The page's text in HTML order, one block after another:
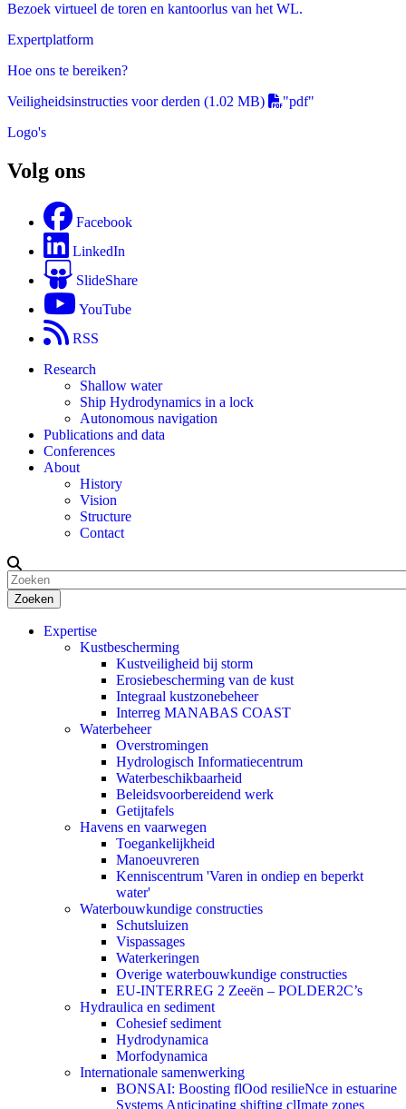
Bezoek virtueel de toren en kantoorlus van het WL.
Expertplatform
Hoe ons te bereiken?
Veiligheidsinstructies voor derden (1.02 MB)
"pdf"
Logo's
Volg ons
Facebook
LinkedIn
SlideShare
YouTube
RSS
Research
Shallow water
Ship Hydrodynamics in a lock
Autonomous navigation
Publications and data
Conferences
About
History
Vision
Structure
Contact
Zoeken
Expertise
Kustbescherming
Kustveiligheid bij storm
Erosiebescherming van de kust
Integraal kustzonebeheer
Interreg MANABAS COAST
Waterbeheer
Overstromingen
Hydrologisch Informatiecentrum
Waterbeschikbaarheid
Beleidsvoorbereidend werk
Getijtafels
Havens en vaarwegen
Toegankelijkheid
Manoeuvreren
Kenniscentrum 'Varen in ondiep en beperkt
water'
Waterbouwkundige constructies
Schutsluizen
Vispassages
Waterkeringen
Overige waterbouwkundige constructies
EU-INTERREG 2 Zeeën – POLDER2C’s
Hydraulica en sediment
Cohesief sediment
Hydrodynamica
Morfodynamica
Internationale samenwerking
BONSAI: Boosting flOod resilieNce in estuarine
Systems Anticipating shifting clImate zones